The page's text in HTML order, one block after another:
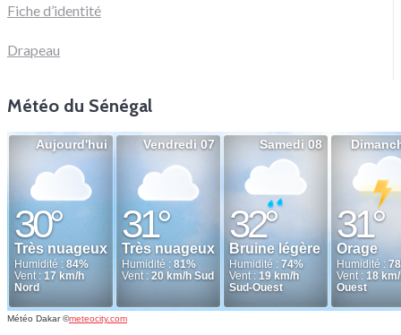
Fiche d’identité
Drapeau
Météo du Sénégal
Météo Dakar©meteocity.com